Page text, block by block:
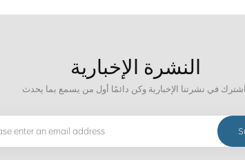
النشرة الإخبارية